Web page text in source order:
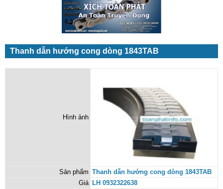
Thanh dẫn hướng cong dòng 1843TAB
Hình ảnh
Sản phẩm Thanh dẫn hướng cong dòng 1843TAB
Giá LH 0932322638